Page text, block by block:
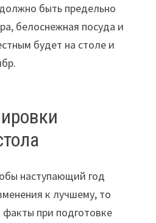
быть предельно
белоснежная посуда и
будет на столе и
наступающий год
к лучшему, то
факты при подготовке